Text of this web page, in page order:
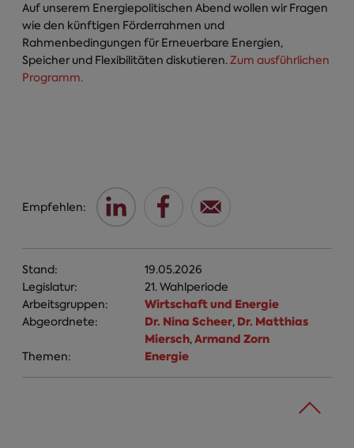
Auf unserem Energiepolitischen Abend wollen wir Fragen
wie den künftigen Förderrahmen und
Rahmenbedingungen für Erneuerbare Energien,
Speicher und Flexibilitäten diskutieren.Zum ausführlichen
Programm.
Empfehlen:
Stand:
19.05.2026
Legislatur:
21. Wahlperiode
Arbeitsgruppen:
Wirtschaft und Energie
Abgeordnete: Dr. Nina Scheer, Dr. Matthias
Miersch, Armand Zorn
Themen: Energie